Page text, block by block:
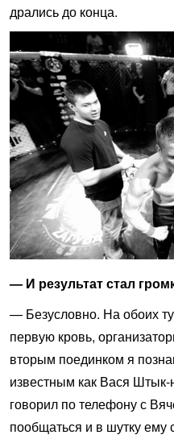
дрались до конца.
— И результат стал
— Безусловно. На обоих
первую кровь,
вторым поединком я
известным как Вася
говорил по телефону с
пообщаться и в шутку ему